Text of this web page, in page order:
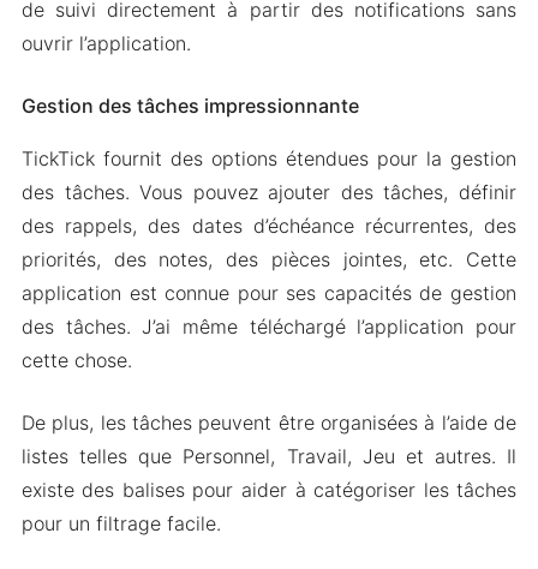
de suivi directement à partir des notifications sans
ouvrir l’application.
Gestion des tâches impressionnante
TickTick fournit des options étendues pour la gestion
des tâches. Vous pouvez ajouter des tâches, définir
des rappels, des dates d’échéance récurrentes, des
priorités, des notes, des pièces jointes, etc. Cette
application est connue pour ses capacités de gestion
des tâches. J’ai même téléchargé l’application pour
cette chose.
De plus, les tâches peuvent être organisées à l’aide de
listes telles que Personnel, Travail, Jeu et autres. Il
existe des balises pour aider à catégoriser les tâches
pour un filtrage facile.